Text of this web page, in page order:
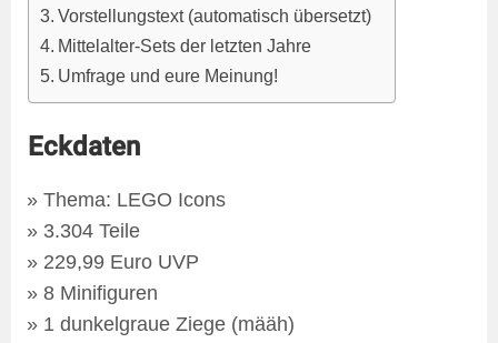
Vorstellungstext (automatisch übersetzt)
Mittelalter-Sets der letzten Jahre
Umfrage und eure Meinung!
Eckdaten
Thema: LEGO Icons
3.304 Teile
229,99 Euro UVP
8 Minifiguren
1 dunkelgraue Ziege (määh)